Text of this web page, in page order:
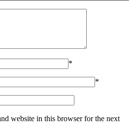
*
*
website in this browser for the next